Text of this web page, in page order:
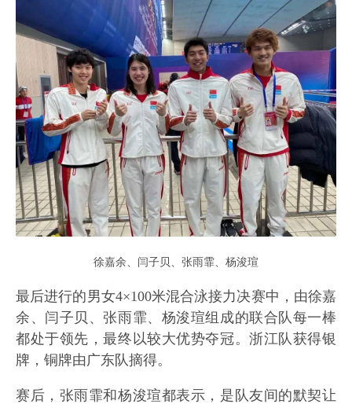
徐嘉余、闫子贝、张雨霏、杨浚瑄
最后进行的男女4×100米混合泳接力决赛中，由徐嘉
余、闫子贝、张雨霏、杨浚瑄组成的联合队每一棒
都处于领先，最终以较大优势夺冠。浙江队获得银
牌，铜牌由广东队摘得。
赛后，张雨霏和杨浚瑄都表示，是队友间的默契让